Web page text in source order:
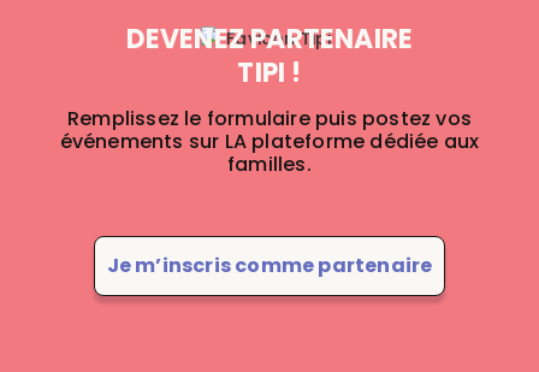
DEVENEZ PARTENAIRE
TIPI !
Remplissez le formulaire puis postez vos
événements sur LA plateforme dédiée aux
familles.
Je m’inscris comme partenaire